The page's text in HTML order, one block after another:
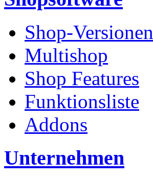
Shop-Versionen
Multishop
Shop Features
Funktionsliste
Addons
Unternehmen